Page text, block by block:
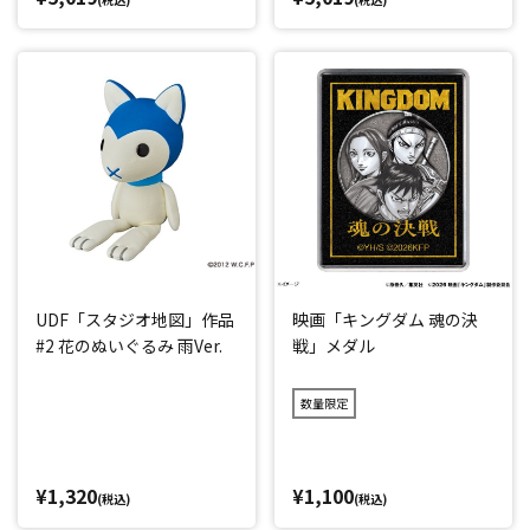
UDF「スタジオ地図」作品
#2 花のぬいぐるみ 雨Ver.
¥1,320(税込)
映画「キングダム 魂の決
戦」メダル
数量限定
¥1,100(税込)